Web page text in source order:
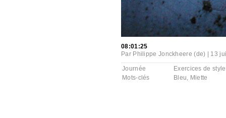
08:01:25
Par Philippe Jonckheere (de) 13
Journée
Exercices de style
Mots-clés
Bleu, Miette